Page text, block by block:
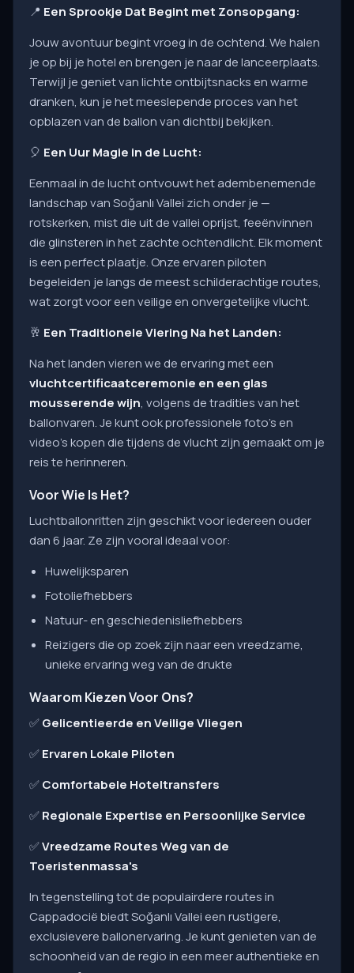
📍 Een Sprookje Dat Begint met Zonsopgang:
Jouw avontuur begint vroeg in de ochtend. We halen
je op bij je hotel en brengen je naar de lanceerplaats.
Terwijl je geniet van lichte ontbijtsnacks en warme
dranken, kun je het meeslepende proces van het
opblazen van de ballon van dichtbij bekijken.
🎈 Een Uur Magie in de Lucht:
Eenmaal in de lucht ontvouwt het adembenemende
landschap van Soğanlı Vallei zich onder je —
rotskerken, mist die uit de vallei oprijst, feeënvinnen
die glinsteren in het zachte ochtendlicht. Elk moment
is een perfect plaatje. Onze ervaren piloten
begeleiden je langs de meest schilderachtige routes,
wat zorgt voor een veilige en onvergetelijke vlucht.
🥂 Een Traditionele Viering Na het Landen:
Na het landen vieren we de ervaring met een
vluchtcertificaatceremonie en een glas
mousserende wijn, volgens de tradities van het
ballonvaren. Je kunt ook professionele foto's en
video's kopen die tijdens de vlucht zijn gemaakt om je
reis te herinneren.
Voor Wie Is Het?
Luchtballonritten zijn geschikt voor iedereen ouder
dan 6 jaar. Ze zijn vooral ideaal voor:
Huwelijksparen
Fotoliefhebbers
Natuur- en geschiedenisliefhebbers
Reizigers die op zoek zijn naar een vreedzame,
unieke ervaring weg van de drukte
Waarom Kiezen Voor Ons?
✅Gelicentieerde en Veilige Vliegen
✅Ervaren Lokale Piloten
✅Comfortabele Hoteltransfers
✅Regionale Expertise en Persoonlijke Service
✅Vreedzame Routes Weg van de
Toeristenmassa's
In tegenstelling tot de populairdere routes in
Cappadocië biedt Soğanlı Vallei een rustigere,
exclusievere ballonervaring. Je kunt genieten van de
schoonheid van de regio in een meer authentieke en